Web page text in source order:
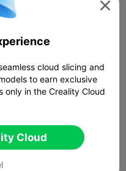
sin curvas
aerodinámico.
con líneas que
una flecha

cloud slicing and
to earn exclusive
only in the Creality Cloud
Cloud